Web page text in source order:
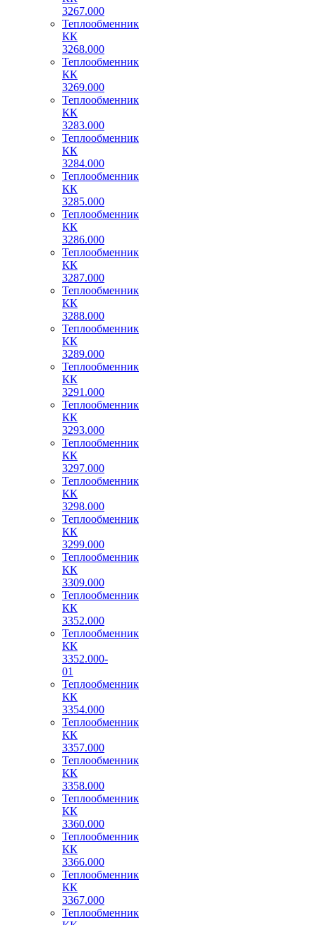
3267.000
Теплообменник
КК
3268.000
Теплообменник
КК
3269.000
Теплообменник
КК
3283.000
Теплообменник
КК
3284.000
Теплообменник
КК
3285.000
Теплообменник
КК
3286.000
Теплообменник
КК
3287.000
Теплообменник
КК
3288.000
Теплообменник
КК
3289.000
Теплообменник
КК
3291.000
Теплообменник
КК
3293.000
Теплообменник
КК
3297.000
Теплообменник
КК
3298.000
Теплообменник
КК
3299.000
Теплообменник
КК
3309.000
Теплообменник
КК
3352.000
Теплообменник
КК
3352.000-
01
Теплообменник
КК
3354.000
Теплообменник
КК
3357.000
Теплообменник
КК
3358.000
Теплообменник
КК
3360.000
Теплообменник
КК
3366.000
Теплообменник
КК
3367.000
Теплообменник